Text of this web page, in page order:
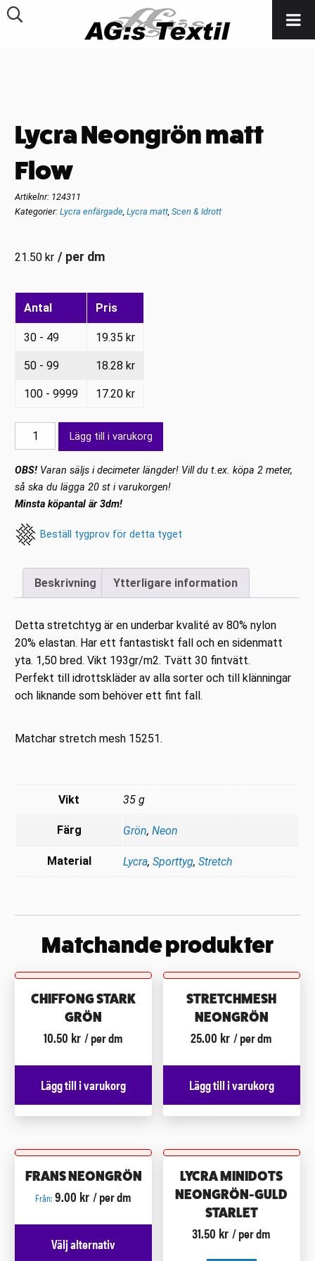
Lycra Neongrön matt
Flow
Artikelnr: 124311
Kategorier:Lycra enfärgade,Lycra matt,Scen & Idrott
21.50kr / per dm
Antal Pris
30 - 49 19.35kr
50 - 99 18.28kr
100 - 9999 17.20kr
Lycra
Neongrön
matt
Flow
mängd
Lägg till i varukorg
OBS! Varan säljs i decimeter längder! Vill du t.ex. köpa 2 meter,
så ska du lägga 20 st i varukorgen!
Minsta köpantal är 3dm!
Beställ tygprov för detta tyget
Beskrivning Ytterligare information
Detta stretchtyg är en underbar kvalité av 80% nylon
20% elastan. Har ett fantastiskt fall och en sidenmatt
yta. 1,50 bred. Vikt 193gr/m2. Tvätt 30 fintvätt.
Perfekt till idrottskläder av alla sorter och till klänningar
och liknande som behöver ett fint fall.
Matchar stretch mesh 15251.
Vikt 35 g
Färg Grön,Neon
Material Lycra,Sporttyg,Stretch
Matchande produkter
CHIFFONG STARK
GRÖN
10.50 kr / per dm
Lägg till i varukorg
STRETCHMESH
NEONGRÖN
25.00 kr / per dm
Lägg till i varukorg
FRANS NEONGRÖN
Från:9.00 kr / per dm
Välj alternativ
LYCRA MINIDOTS
NEONGRÖN-GULD
STARLET
31.50 kr / per dm